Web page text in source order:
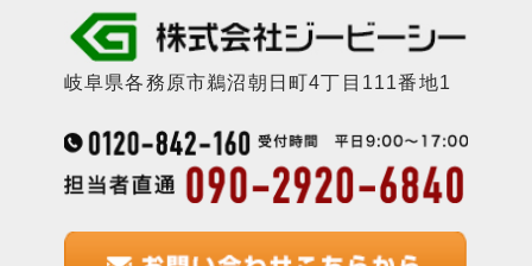
岐阜県各務原市鵜沼朝日町4丁目111番地1